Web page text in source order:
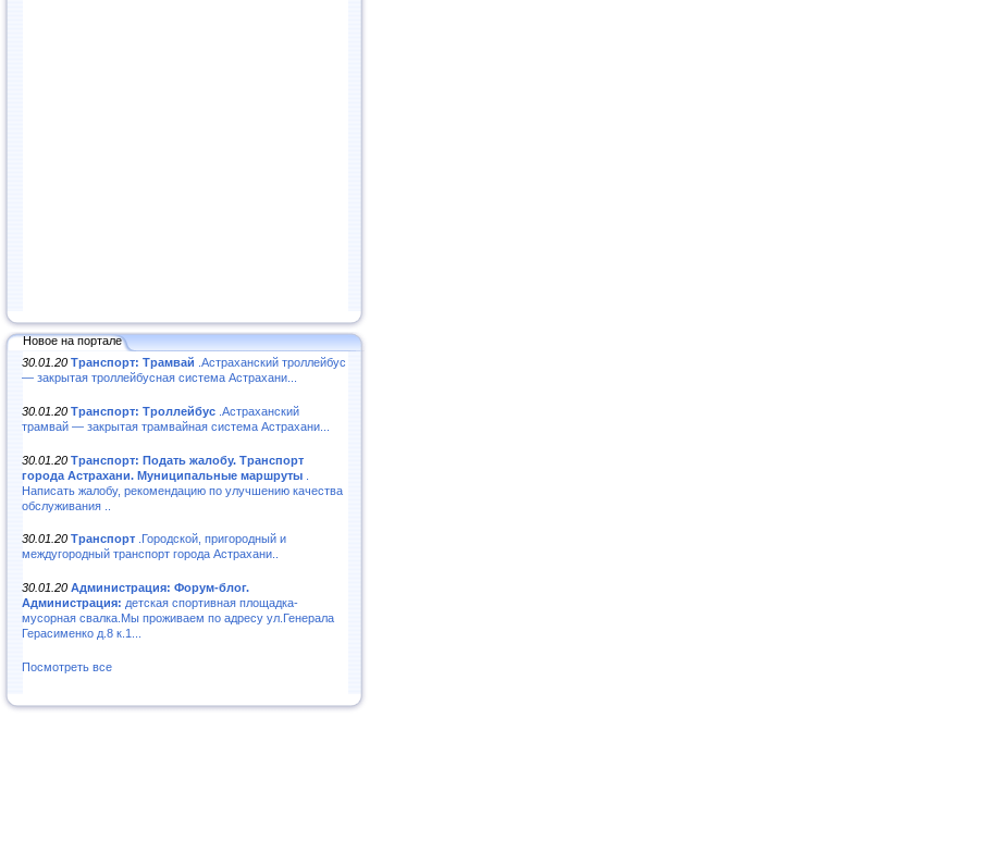
Новое на портале
30.01.20 Транспорт: Трамвай .Астраханский троллейбус
— закрытая троллейбусная система Астрахани...
30.01.20 Транспорт: Троллейбус .Астраханский
трамвай — закрытая трамвайная система Астрахани...
30.01.20 Транспорт: Подать жалобу. Транспорт
города Астрахани. Муниципальные маршруты
Написать жалобу, рекомендацию по улучшению качества
обслуживания ..
30.01.20 Транспорт .Городской, пригородный и
междугородный транспорт города Астрахани..
30.01.20 Администрация: Форум-блог.
Администрация: детская спортивная площадка-
мусорная свалка.Мы проживаем по адресу ул.Генерала
Герасименко д.8 к.1...
Посмотреть все